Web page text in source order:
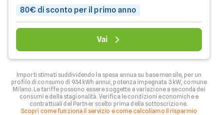
80€ di sconto per il primo anno
Vai
Importi stimati suddividendo la spesa annua su base mensile, per un
profilo di consumo di 934 kWh annui, potenza impegnata 3 kW, comune
Milano. Le tariffe possono essere soggette a variazione a seconda dei
consumi e della stagionalità. Verifica le condizioni economiche e
contrattuali del Partner scelto prima della sottoscrizione.
Scopri come funziona il servizio e come calcoliamo il risparmio